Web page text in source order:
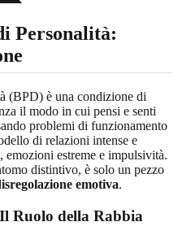
Personalità:
(BPD) è una condizione di
il modo in cui pensi e senti
problemi di funzionamento
di relazioni intense e
estreme e impulsività.
distintivo, è solo un pezzo
emotiva.
Ruolo della Rabbia